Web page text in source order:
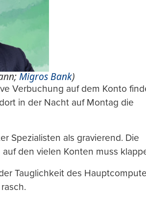
Migros Bank)
Verbuchung auf dem Konto
in der Nacht auf Montag die
Spezialisten als gravierend. Die
den vielen Konten muss
Tauglichkeit des